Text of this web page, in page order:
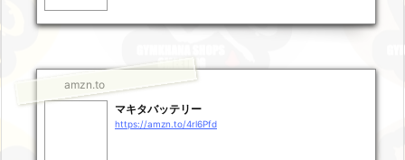
amzn.to
マキタバッテリー
https://amzn.to/4rl6Pfd